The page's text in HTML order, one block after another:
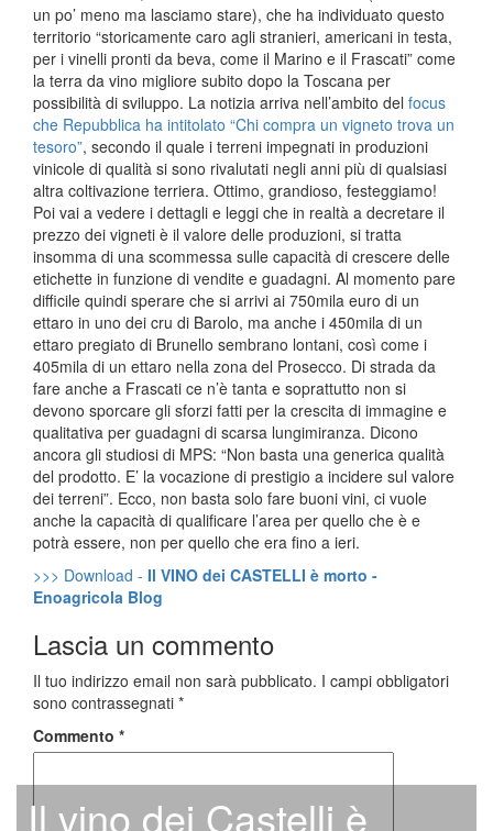
Il vino dei Castelli è
un po’ meno ma lasciamo stare), che ha individuato questo
territorio “storicamente caro agli stranieri, americani in testa,
per i vinelli pronti da beva, come il Marino e il Frascati” come
la terra da vino migliore subito dopo la Toscana per
possibilità di sviluppo. La notizia arriva nell’ambito del focus
che Repubblica ha intitolato “Chi compra un vigneto trova un
tesoro”, secondo il quale i terreni impegnati in produzioni
vinicole di qualità si sono rivalutati negli anni più di qualsiasi
altra coltivazione terriera. Ottimo, grandioso, festeggiamo!
Poi vai a vedere i dettagli e leggi che in realtà a decretare il
prezzo dei vigneti è il valore delle produzioni, si tratta
insomma di una scommessa sulle capacità di crescere delle
etichette in funzione di vendite e guadagni. Al momento pare
difficile quindi sperare che si arrivi ai 750mila euro di un
ettaro in uno dei cru di Barolo, ma anche i 450mila di un
ettaro pregiato di Brunello sembrano lontani, così come i
405mila di un ettaro nella zona del Prosecco. Di strada da
fare anche a Frascati ce n’è tanta e soprattutto non si
devono sporcare gli sforzi fatti per la crescita di immagine e
qualitativa per guadagni di scarsa lungimiranza. Dicono
ancora gli studiosi di MPS: “Non basta una generica qualità
del prodotto. E’ la vocazione di prestigio a incidere sul valore
dei terreni”. Ecco, non basta solo fare buoni vini, ci vuole
anche la capacità di qualificare l’area per quello che è e
potrà essere, non per quello che era fino a ieri.
>>> Download - Il VINO dei CASTELLI è morto -
Enoagricola Blog
Lascia un commento
Il tuo indirizzo email non sarà pubblicato. I campi obbligatori
sono contrassegnati *
Commento *